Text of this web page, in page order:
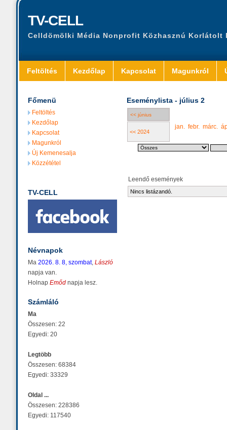
TV-CELL
Celldömölki Média Nonprofit Közhasznú Korlátolt
Feltöltés Kezdőlap Kapcsolat Magunkról
Főmenü
Feltöltés
Kezdőlap
Kapcsolat
Magunkról
Új Kemenesalja
Közzététel
TV-CELL
Névnapok
Ma 2026. 8. 8, szombat, László
napja van.
Holnap Emőd napja lesz.
Számláló
Ma
Összesen: 22
Egyedi: 20
Legtöbb
Összesen: 68384
Egyedi: 33329
Oldal ...
Összesen: 228386
Egyedi: 117540
Eseménylista - július 2
<< június
<< 2024
jan. febr. márc.
Leendő események
Nincs listázandó.